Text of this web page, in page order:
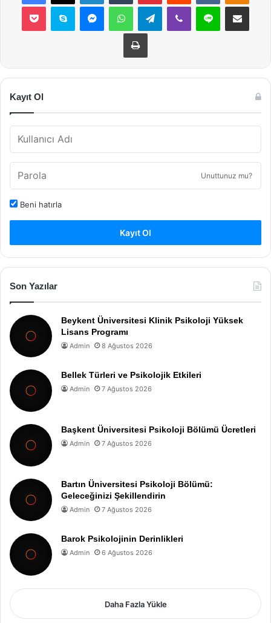
Pocket Skype MessengerWhatsAppTelegramViber Line E-Posta ile
Yazdır
Kayıt Ol
Unuttunuz mu?
Beni hatırla
Kayıt Ol
Son Yazılar
Beykent Üniversitesi Klinik Psikoloji Yüksek
Lisans Programı
Admin 8 Ağustos 2026
Bellek Türleri ve Psikolojik Etkileri
Admin 7 Ağustos 2026
Başkent Üniversitesi Psikoloji Bölümü Ücretleri
Admin 7 Ağustos 2026
Bartın Üniversitesi Psikoloji Bölümü:
Geleceğinizi Şekillendirin
Admin 7 Ağustos 2026
Barok Psikolojinin Derinlikleri
Admin 6 Ağustos 2026
Daha Fazla Yükle